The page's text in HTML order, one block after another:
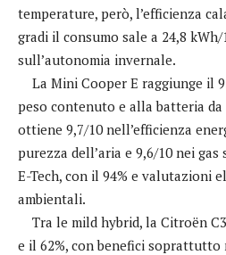
temperature, però, l’efficienza
gradi il consumo sale a 24,8
sull’autonomia invernale.
La Mini Cooper E raggiunge il
peso contenuto e alla batteria da
ottiene 9,7/10 nell’efficienza
purezza dell’aria e 9,6/10 nei
E-Tech, con il 94% e valutazioni
ambientali.
Tra le mild hybrid, la Citroën
e il 62%, con benefici soprattutto